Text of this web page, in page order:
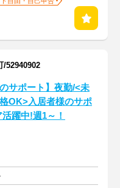
/52940902
のサポート】夜勤/<未
OK>入居者様のサポ
躍中!週1～！